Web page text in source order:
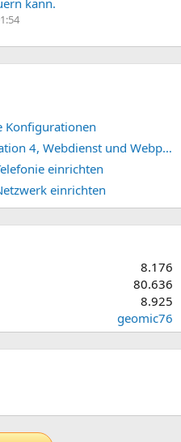
kann.
Konfigurationen
Synology DSM 7.2/7.3, Web Station 4, Webdienst und Webportal erstellen (ehemals vHost)
einrichten
einrichten
8.176
80.636
8.925
geomic76